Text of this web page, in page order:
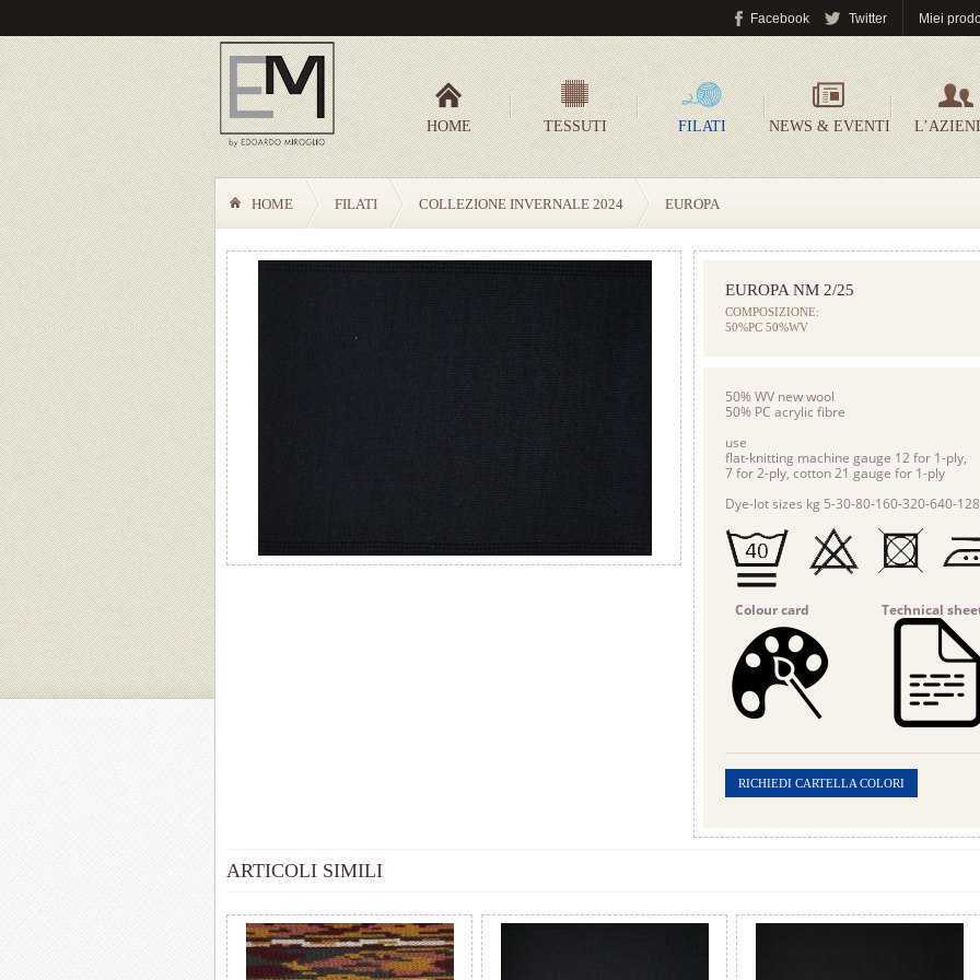
Miei
Twitter
Facebook
HOME TESSUTI FILATI NEWS & EVENTI
HOME FILATI COLLEZIONE INVERNALE 2024 EUROPA
EUROPA NM 2/25
COMPOSIZIONE:
50%PC 50%WV
50% WV new wool
50% PC acrylic fibre
use
flat-knitting machine gauge 12 for 1-ply,
7 for 2-ply, cotton 21 gauge for 1-ply
Dye-lot sizes kg 5-30-80-160-320-640-
Colour card Technical
RICHIEDI CARTELLA COLORI
ARTICOLI SIMILI